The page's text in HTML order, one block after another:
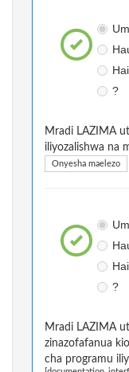
?
Mradi LAZIMA
iliyozalishwa na
Onyesha maelezo
?
Mradi LAZIMA
zinazofafanua
cha programu